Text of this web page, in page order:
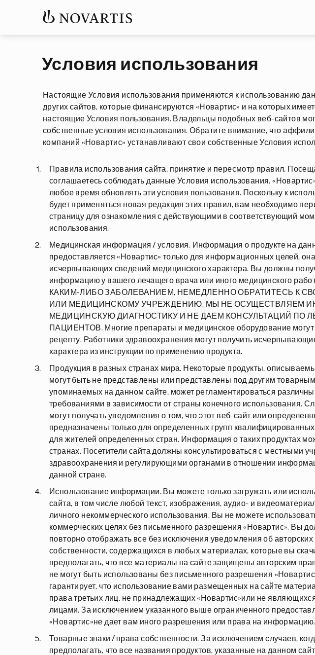
Условия использования
Настоящие Условия использования применяются к использованию
других сайтов, которые финансируются «Новартис» и на которых
настоящие Условия пользования. Владельцы подобных веб-сайтов
собственные условия использования. Обратите внимание, что
компаний «Новартис» устанавливают свои собственные Условия
Правила использования сайта, принятие и пересмотр правил.
соглашаетесь соблюдать данные Условия использования.
любое время обновлять эти условия пользования. Поскольку к
будет применяться новая редакция этих правил, вам необходимо
страницу для ознакомления с действующими в соответствующий
использования.
Медицинская информация / условия. Информация о продукте на
предоставляется «Новартис» только для информационных целей,
исчерпывающих сведений медицинского характера. Вы должны
информацию у вашего лечащего врача или иного медицинского
КАКИМ-ЛИБО ЗАБОЛЕВАНИЕМ, НЕМЕДЛЕННО ОБРАТИТЕСЬ К
ИЛИ МЕДИЦИНСКОМУ УЧРЕЖДЕНИЮ. МЫ НЕ ОСУЩЕСТВЛЯЕМ
МЕДИЦИНСКУЮ ДИАГНОСТИКУ И НЕ ДАЕМ КОНСУЛЬТАЦИЙ ПО
ПАЦИЕНТОВ. Многие препараты и медицинское оборудование могут
рецепту. Работники здравоохранения могут получить
характера из инструкции по применению продукта.
Продукция в разных странах мира. Некоторые продукты,
могут быть не представлены или представлены под другим
упоминаемых на данном сайте, может регламентироваться
требованиями в зависимости от страны конечного использования.
могут получать уведомления о том, что этот веб-сайт или
предназначены только для определенных групп квалифицированных
для жителей определенных стран. Информация о таких продуктах
странах. Посетители сайта должны консультироваться с местными
здравоохранения и регулирующими органами в отношении
данной стране.
Использование информации. Вы можете только загружать или
сайта, в том числе любой текст, изображения, аудио- и
личного некоммерческого использования. Вы не можете
коммерческих целях без письменного разрешения «Новартис». Вы
повторно отображать все без исключения уведомления об
собственности, содержащихся в любых материалах, которые вы
предполагать, что все материалы на сайте защищены авторским
не могут быть использованы без письменного разрешения
гарантирует, что использование вами размещенных на сайте
права третьих лиц, не принадлежащих «Новартис»или не
лицами. За исключением указанного выше ограниченного
«Новартис»не дает вам иного разрешения или права на информацию.
Товарные знаки / права собственности. За исключением случаев,
предполагать, что все названия продуктов, указанные на данном